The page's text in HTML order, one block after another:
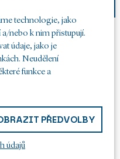
technologie, jako
nebo k nim přistupují.
údaje, jako je
Neudělení
funkce a
PŘEDVOLBY
údajů